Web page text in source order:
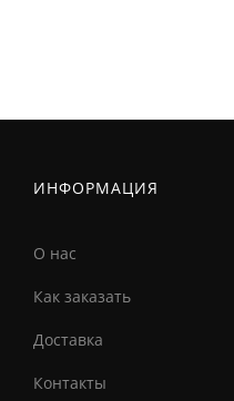
ИНФОРМАЦИЯ
О нас
Как заказать
Доставка
Контакты